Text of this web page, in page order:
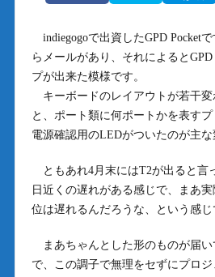
indiegogoで出資したGPD Pocket
らメールがあり、それによると
プが出来た模様です。
キーボードのレイアウトが若干変
と、ポート類に何ポートかを表すプ
電源確認用のLEDがついたのが主な
ともあれ4月末にはT2が出ると言
日近くの遅れがある感じで、まあ
位は遅れるんだろうな、という感じ
まあちゃんとした形のものが届い
で、この調子で無理をセずにプロ